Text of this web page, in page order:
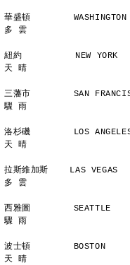
華盛頓
多 雲
紐約          NEW
天 晴
三藩市        SAN
驟 雨
洛杉磯        LOS
天 晴
拉斯維加斯    LAS
多 雲
西雅圖
驟 雨
波士頓
天 晴